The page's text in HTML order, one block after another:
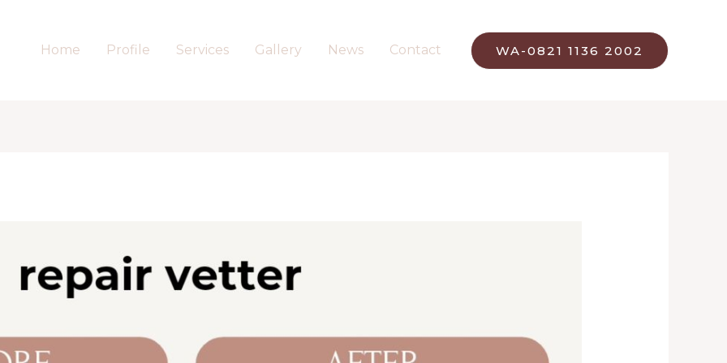
Home Profile Services Gallery News Contact WA-0821 1136 2002